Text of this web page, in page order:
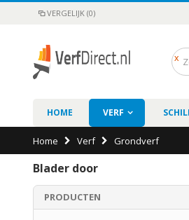
VERGELIJK (0)
HOME VERF
Home Verf Grondverf
Blader door
PRODUCTEN